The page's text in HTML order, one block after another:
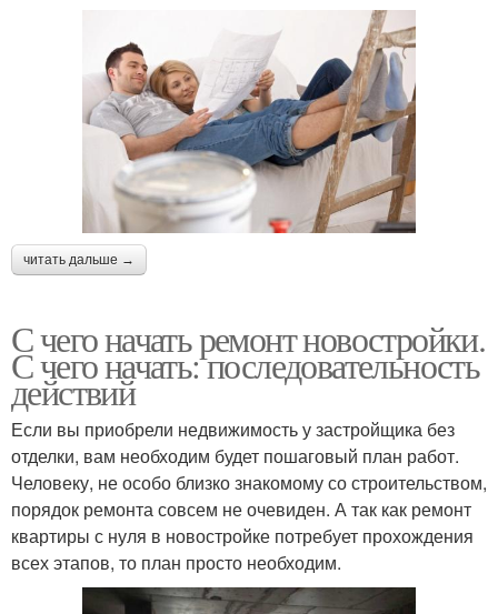
читать дальше →
С чего начать ремонт новостройки.
С чего начать: последовательность
действий
Если вы приобрели недвижимость у застройщика без
отделки, вам необходим будет пошаговый план работ.
Человеку, не особо близко знакомому со строительством,
порядок ремонта совсем не очевиден. А так как ремонт
квартиры с нуля в новостройке потребует прохождения
всех этапов, то план просто необходим.